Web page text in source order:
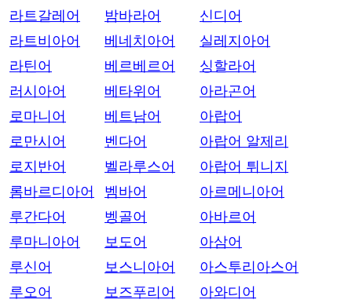
라트갈레어
라트비아어
라틴어
러시아어
로마니어
로만시어
로지반어
롬바르디아어
루간다어
루마니아어
루신어
루오어
밤바라어
베네치아어
베르베르어
베타위어
베트남어
벤다어
벨라루스어
벰바어
벵골어
보도어
보스니아어
보즈푸리어
신디어
실레지아어
싱할라어
아라곤어
아랍어
아랍어 알제리
아랍어 튀니지
아르메니아어
아바르어
아삼어
아스투리아스어
아와디어